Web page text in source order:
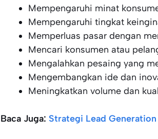
Mempengaruhi minat
Mempengaruhi tingkat
Memperluas pasar dengan
Mencari konsumen atau
Mengalahkan pesaing yang
Mengembangkan ide dan
Meningkatkan volume dan
Baca Juga: Strategi Lead